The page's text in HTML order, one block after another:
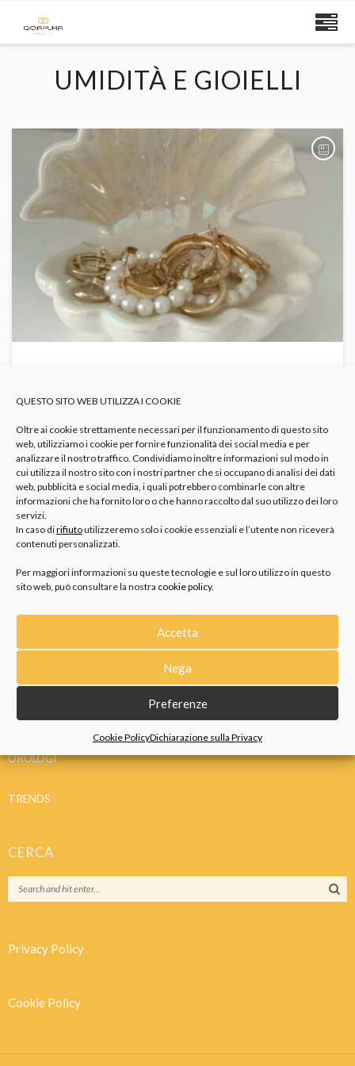
QUESTO SITO WEB UTILIZZA I COOKIE
Oltre ai cookie strettamente necessari per il funzionamento di questo sito
web, utilizziamo i cookie per fornire funzionalità dei social media e per
analizzare il nostro traffico. Condividiamo inoltre informazioni sul modo in
cui utilizza il nostro sito con i nostri partner che si occupano di analisi dei dati
web, pubblicità e social media, i quali potrebbero combinarle con altre
informazioni che ha fornito loro o che hanno raccolto dal suo utilizzo dei loro
servizi.
In caso dirifiutoutilizzeremo solo i cookie essenziali e l’utente non riceverà
contenuti personalizzati.
Per maggiori informazioni su queste tecnologie e sul loro utilizzo in questo
sito web, può consultare la nostra cookie policy.
Accetta
Nega
Preferenze
Cookie PolicyDichiarazione sulla Privacy
UMIDITÀ E GIOIELLI
SOLE
Ci si accorge della bellezza di un gioiello non soltanto quando
lo si indossa, ma anche - e soprattutto...
CATEGORIE
IDEE REGALO
OROLOGI
TRENDS
CERCA
Privacy Policy
Cookie Policy